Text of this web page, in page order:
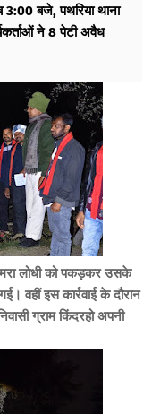
3:00 बजे, पथरिया थाना
ने 8 पेटी अवैध
लोधी को पकड़कर उसके
वहीं इस कार्रवाई के दौरान
ग्राम किंदरहो अपनी